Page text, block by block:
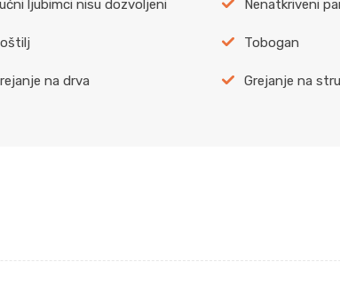
ljubimci nisu dozvoljeni Nenatkriveni
Tobogan
na drva Grejanje na